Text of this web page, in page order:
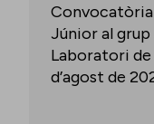
Convocatòria
Júnior al grup
Laboratori de
d’agost de